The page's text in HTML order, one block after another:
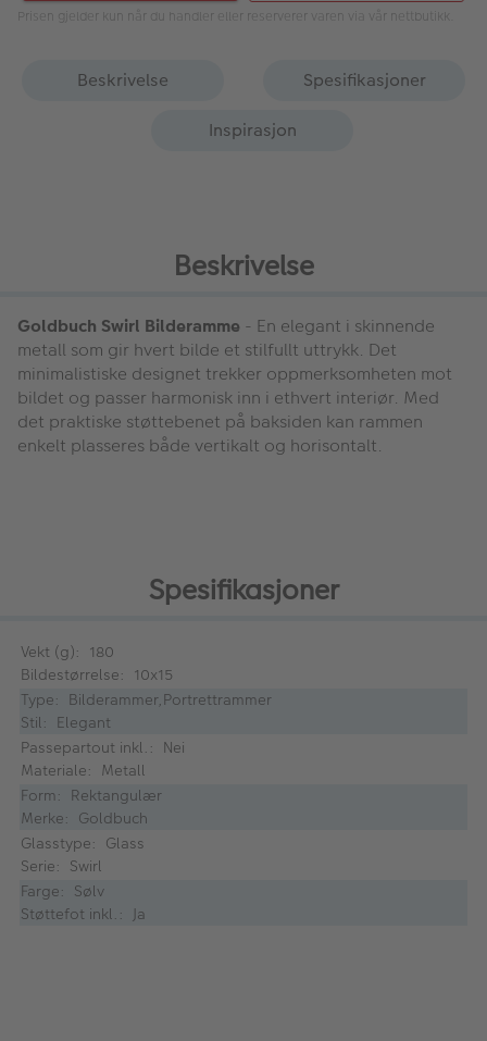
Prisen gjelder kun når du handler eller reserverer varen via vår nettbutikk.
Beskrivelse
Spesifikasjoner
Inspirasjon
Beskrivelse
Goldbuch Swirl Bilderamme - En elegant i skinnende
metall som gir hvert bilde et stilfullt uttrykk. Det
minimalistiske designet trekker oppmerksomheten mot
bildet og passer harmonisk inn i ethvert interiør. Med
det praktiske støttebenet på baksiden kan rammen
enkelt plasseres både vertikalt og horisontalt.
Spesifikasjoner
Vekt (g): 180
Bildestørrelse: 10x15
Type: Bilderammer,Portrettrammer
Stil: Elegant
Passepartout inkl.: Nei
Materiale: Metall
Form: Rektangulær
Merke: Goldbuch
Glasstype: Glass
Serie: Swirl
Farge: Sølv
Støttefot inkl.: Ja